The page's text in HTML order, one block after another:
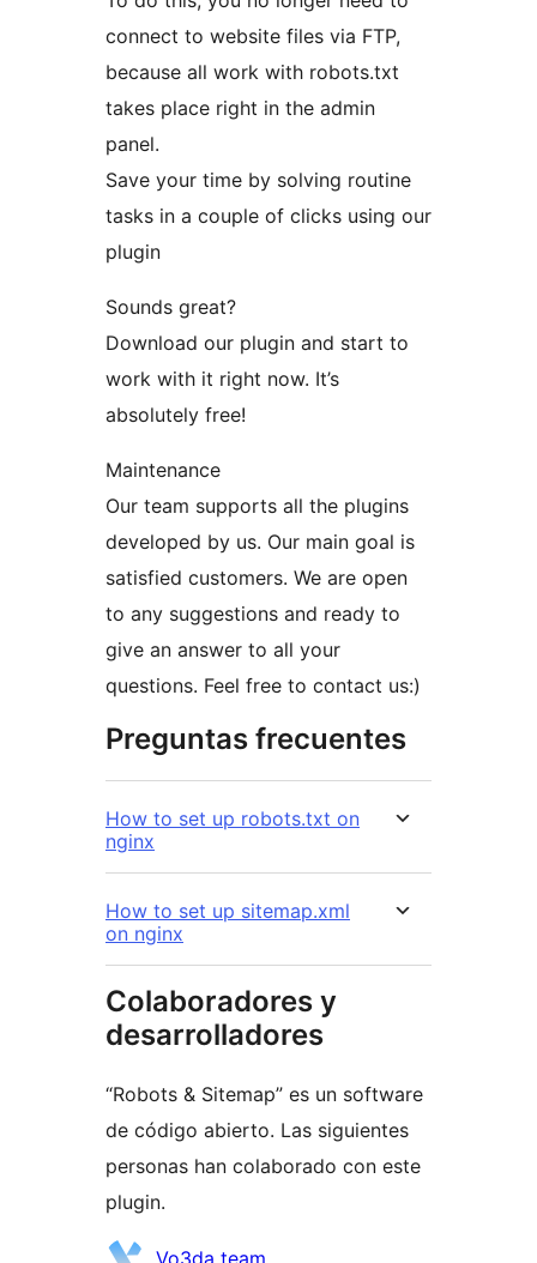
connect to website files via FTP,
because all work with robots.txt
takes place right in the admin
panel.
Save your time by solving routine
tasks in a couple of clicks using our
plugin
Sounds great?
Download our plugin and start to
work with it right now. It’s
absolutely free!
Maintenance
Our team supports all the plugins
developed by us. Our main goal is
satisfied customers. We are open
to any suggestions and ready to
give an answer to all your
questions. Feel free to contact us:)
Preguntas frecuentes
How to set up robots.txt on
nginx
How to set up sitemap.xml
on nginx
Colaboradores y
desarrolladores
“Robots & Sitemap” es un software
de código abierto. Las siguientes
personas han colaborado con este
plugin.
Colaboradores